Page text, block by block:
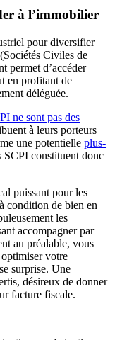
à l’immobilier
pour diversifier
(Sociétés Civiles de
permet d’accéder
en profitant de
déléguée.
ne sont pas des
à leurs porteurs
une potentielle plus-
SCPI constituent donc
puissant pour les
condition de bien en
les
accompagner par
au préalable, vous
votre
surprise. Une
désireux de donner
facture fiscale.